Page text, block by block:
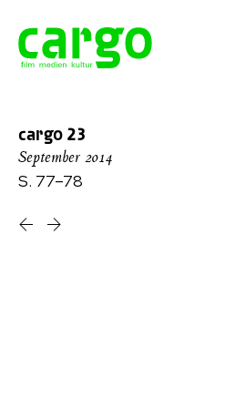
cargo 23
September 2014
S. 77–78